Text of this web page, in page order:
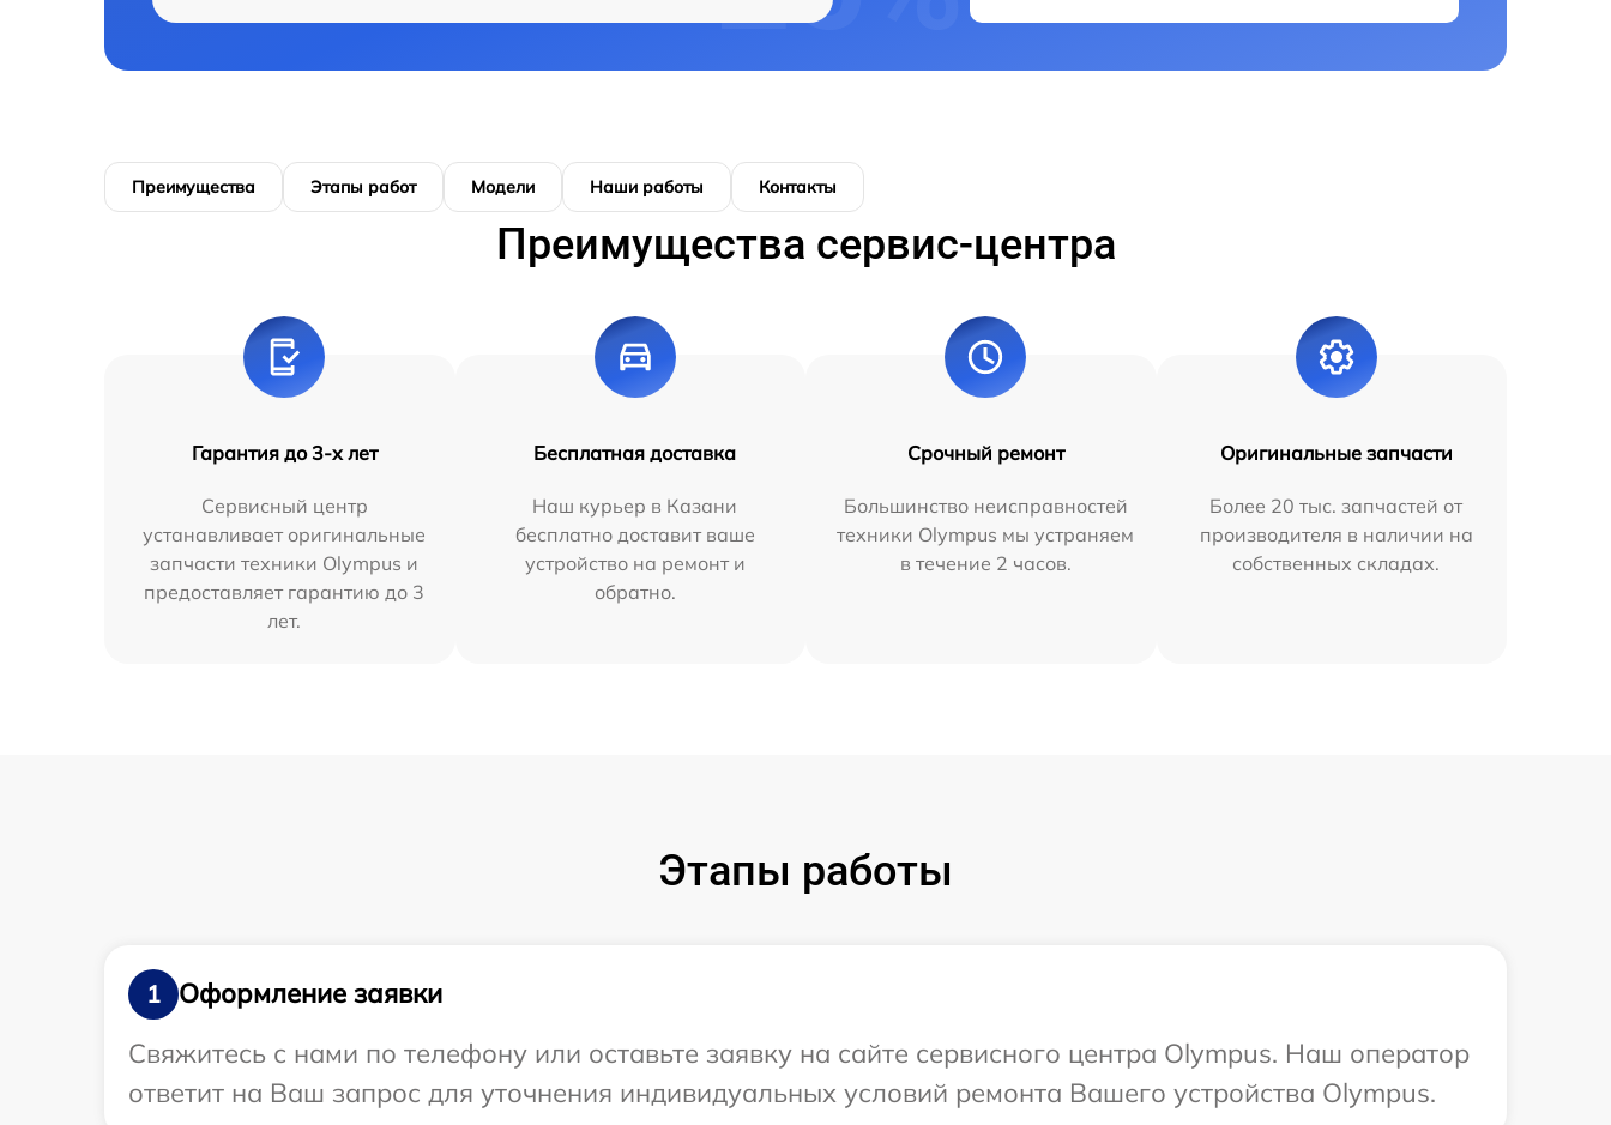
Преимущества Этапы работ Модели Наши работы Контакты
Преимущества сервис-центра
Гарантия до 3-х лет
Сервисный центр
устанавливает оригинальные
запчасти техники Olympus и
предоставляет гарантию до 3
лет.
Бесплатная доставка
Наш курьер в Казани
бесплатно доставит ваше
устройство на ремонт и
обратно.
Срочный ремонт
Большинство неисправностей
техники Olympus мы устраняем
в течение 2 часов.
Оригинальные запчасти
Более 20 тыс. запчастей от
производителя в наличии на
собственных складах.
Этапы работы
1
Оформление заявки
Свяжитесь с нами по телефону или оставьте заявку на сайте сервисного центра Olympus. Наш оператор
ответит на Ваш запрос для уточнения индивидуальных условий ремонта Вашего устройства Olympus.